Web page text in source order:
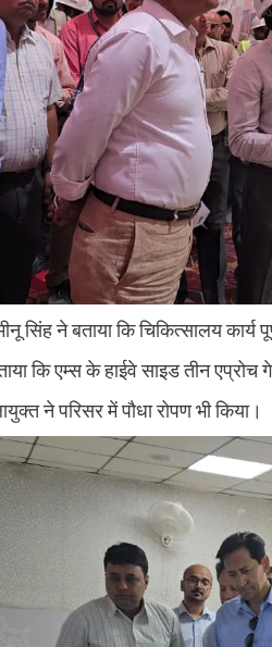
सिंह ने बताया कि चिकित्सालय कार्य
कि एम्स के हाईवे साइड तीन एप्रोच
ने परिसर में पौधा रोपण भी किया।